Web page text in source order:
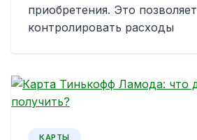
приобретения. Это позволяет
контролировать расходы
КАРТЫ